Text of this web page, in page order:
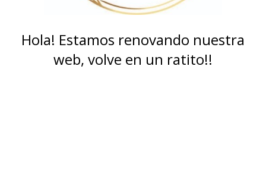
Hola! Estamos renovando nuestra
web, volve en un ratito!!